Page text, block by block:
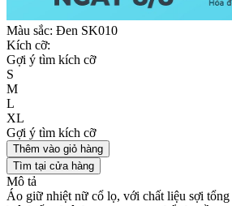
Màu sắc: Đen SK010
Kích cỡ:
Gợi ý tìm kích cỡ
S
M
L
XL
Gợi ý tìm kích cỡ
Thêm vào giỏ hàng
Tìm tại cửa hàng
Mô tả
Áo giữ nhiệt nữ cổ lọ, với chất liệu sợi tổng